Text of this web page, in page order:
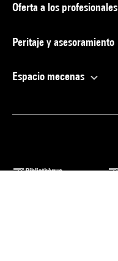
Oferta a los profesionales
Peritaje y asesoramiento
Espacio mecenas